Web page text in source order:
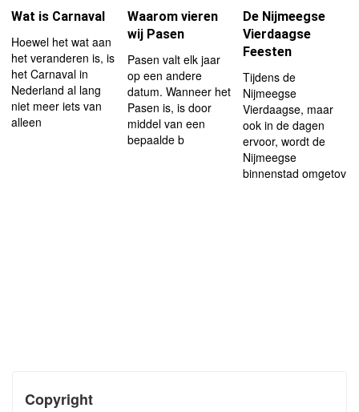
Wat is Carnaval
Hoewel het wat aan
het veranderen is, is
het Carnaval in
Nederland al lang
niet meer iets van
alleen
Waarom vieren
wij Pasen
Pasen valt elk jaar
op een andere
datum. Wanneer het
Pasen is, is door
middel van een
bepaalde b
De Nijmeegse
Vierdaagse
Feesten
Tijdens de
Nijmeegse
Vierdaagse, maar
ook in de dagen
ervoor, wordt de
Nijmeegse
binnenstad omgetov
Copyright